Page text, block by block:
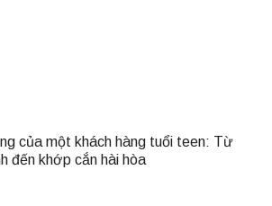
của một khách hàng tuổi teen: Từ
đến khớp cắn hài hòa